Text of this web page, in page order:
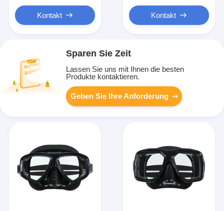
Kontakt Kontakt
Sparen Sie Zeit
Lassen Sie uns mit Ihnen die besten
Produkte kontaktieren.
Geben Sie Ihre Anforderung